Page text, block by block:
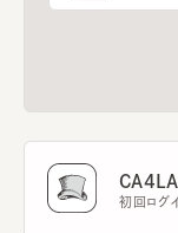
初回ログ